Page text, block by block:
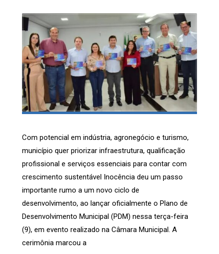
Com potencial em indústria, agronegócio e turismo,
município quer priorizar infraestrutura, qualificação
profissional e serviços essenciais para contar com
crescimento sustentável Inocência deu um passo
importante rumo a um novo ciclo de
desenvolvimento, ao lançar oficialmente o Plano de
Desenvolvimento Municipal (PDM) nessa terça-feira
(9), em evento realizado na Câmara Municipal. A
cerimônia marcou a